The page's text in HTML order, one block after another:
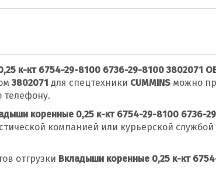
к-кт 6754-29-8100 6736-29-8100 3802071
3802071 для спецтехники CUMMINS можно
телефону.
коренные 0,25 к-кт 6754-29-8100 6736-
компанией или курьерской
отгрузки Вкладыши коренные 0,25 к-кт